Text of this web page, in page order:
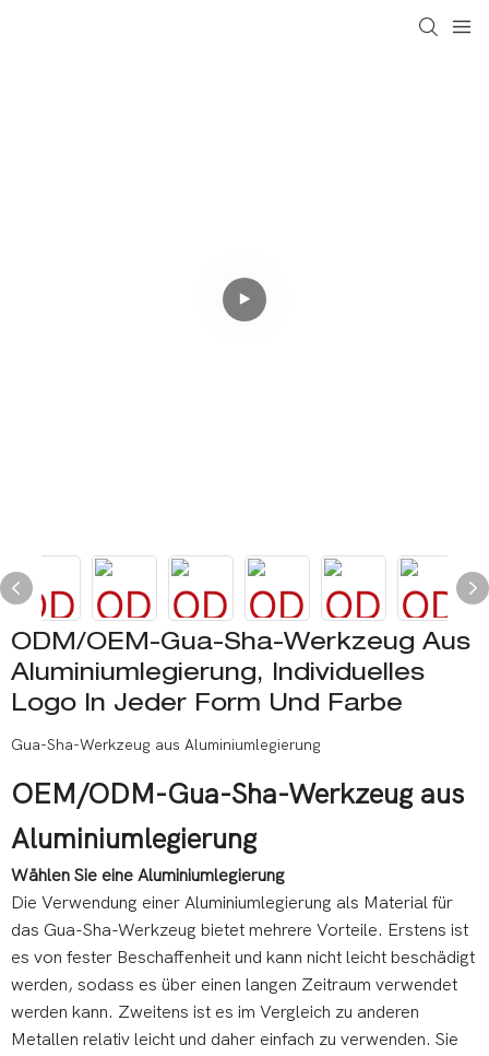
ODM/OEM-Gua-Sha-Werkzeug Aus
Aluminiumlegierung, Individuelles
Logo In Jeder Form Und Farbe
Gua-Sha-Werkzeug aus Aluminiumlegierung
OEM/ODM-Gua-Sha-Werkzeug aus
Aluminiumlegierung
Wählen Sie eine Aluminiumlegierung
Die Verwendung einer Aluminiumlegierung als Material für
das Gua-Sha-Werkzeug bietet mehrere Vorteile. Erstens ist
es von fester Beschaffenheit und kann nicht leicht beschädigt
werden, sodass es über einen langen Zeitraum verwendet
werden kann. Zweitens ist es im Vergleich zu anderen
Metallen relativ leicht und daher einfach zu verwenden. Sie